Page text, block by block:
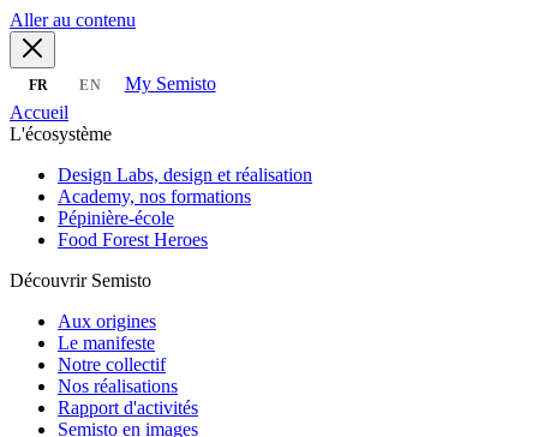
Aller au contenu
FR EN
My Semisto
Accueil
L'écosystème
Design Labs, design et réalisation
Academy, nos formations
Pépinière-école
Food Forest Heroes
Découvrir Semisto
Aux origines
Le manifeste
Notre collectif
Nos réalisations
Rapport d'activités
Semisto en images